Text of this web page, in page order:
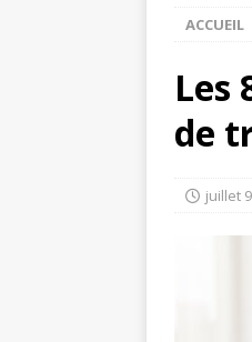
ACCUEIL
Les
de
juillet